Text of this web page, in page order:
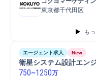
東京都千代田区
も
エージェント求人 New
衛星システム設計エン
750~1250万